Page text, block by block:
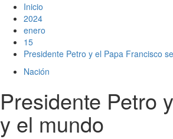
Inicio
2024
enero
15
Presidente Petro y el Papa Francisco
Nación
Presidente Petro
y el mundo